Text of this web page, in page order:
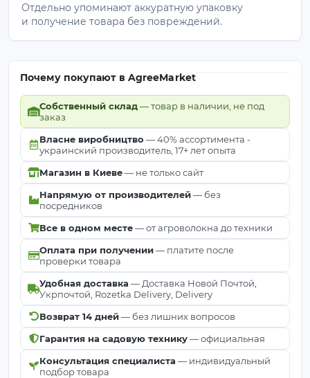
Отдельно упоминают аккуратную упаковку
и получение товара без повреждений.
Почему покупают в AgreeMarket
Собственный склад— товар в наличии, не под
заказ
Власне виробництво — 40% ассортимента -
украинский производитель, 17+ лет опыта
Магазин в Киеве— не только сайт
Напрямую от производителей— без
посредников
Все в одном месте— от агроволокна до техники
Оплата при получении— платите после
проверки товара
Удобная доставка — Доставка Новой Почтой,
Укрпочтой, Rozetka Delivery, Delivery
Возврат 14 дней— без лишних вопросов
Гарантия на садовую технику— официальная
Консультация специалиста — индивидуальный
подбор товара